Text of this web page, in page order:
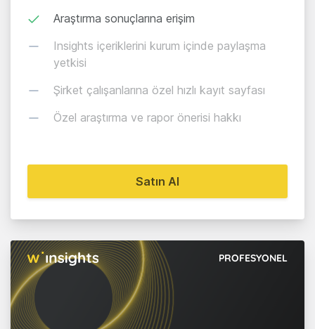
Araştırma sonuçlarına erişim
Insights içeriklerini kurum içinde paylaşma
yetkisi
Şirket çalışanlarına özel hızlı kayıt sayfası
Özel araştırma ve rapor önerisi hakkı
Satın Al
PROFESYONEL